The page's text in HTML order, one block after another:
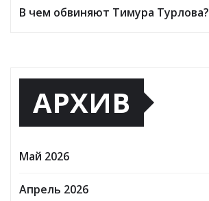
В чем обвиняют Тимура Турлова?
АРХИВ
Май 2026
Апрель 2026